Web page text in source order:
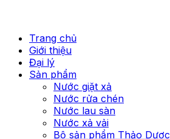
Trang chủ
Giới thiệu
Đại lý
Sản phẩm
Nước giặt xả
Nước rửa chén
Nước lau sàn
Nước xả vải
Bộ sản phẩm Thảo Dược